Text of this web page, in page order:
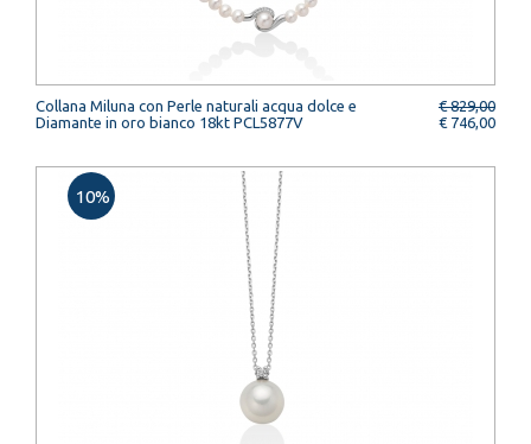
Collana Miluna con Perle naturali acqua dolce e
Diamante in oro bianco 18kt PCL5877V
€ 829,00
€ 746,00
10%